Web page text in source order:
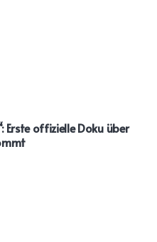
Erste offizielle Doku über